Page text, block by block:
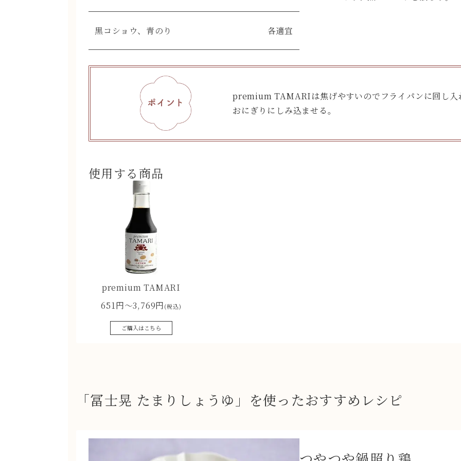
黒コショウ、青のり 各適宜
premium TAMARIは焦げやすいのでフライパンに回し入
おにぎりにしみ込ませる。
使用する商品
premium TAMARI
651円〜3,769円(税込)
ご購入はこちら
「冨士晃 たまりしょうゆ」を使ったおすすめレシピ